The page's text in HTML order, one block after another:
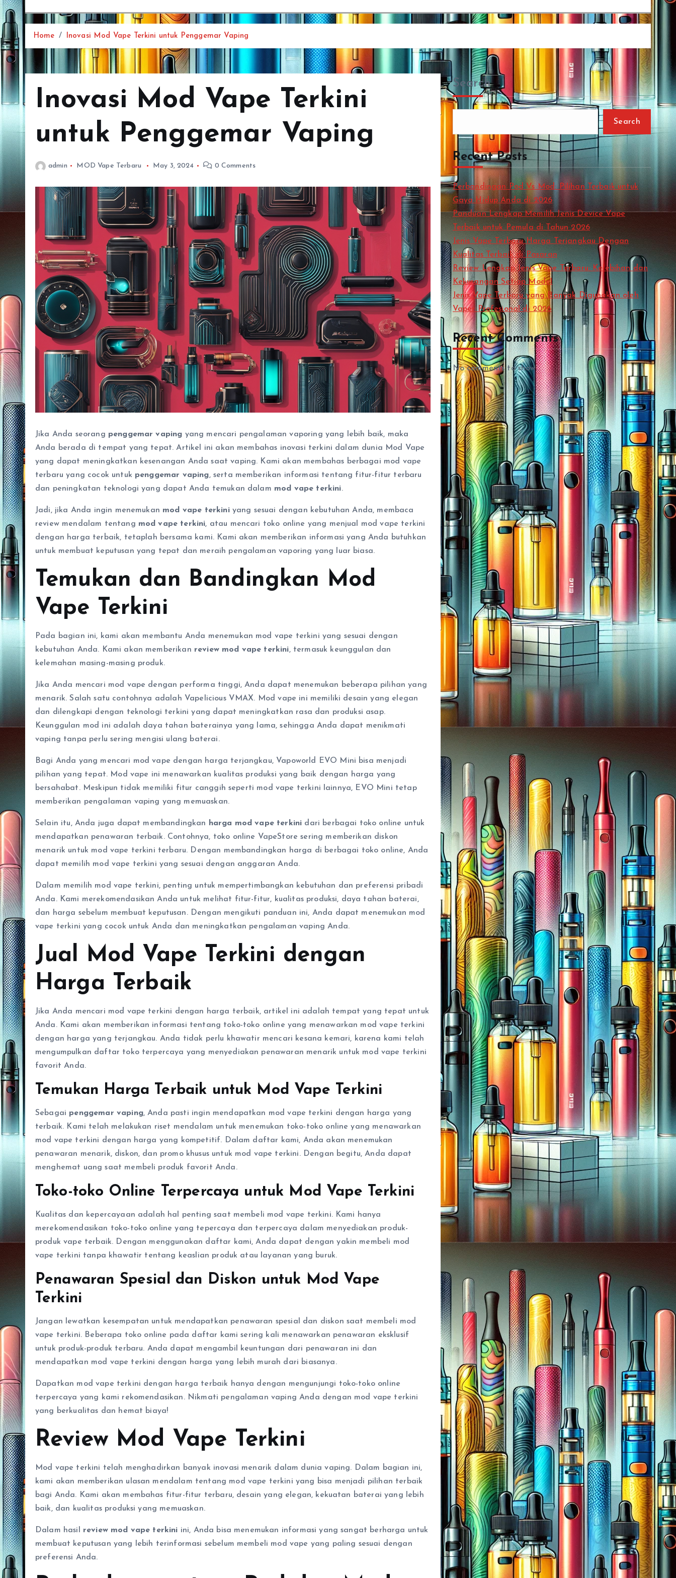
Home Inovasi Mod Vape Terkini untuk Penggemar Vaping
Inovasi Mod Vape Terkini
untuk Penggemar Vaping
admin MOD Vape Terbaru May 3, 2024 0 Comments
Jika Anda seorang penggemar vaping yang mencari pengalaman vaporing yang lebih baik, maka
Anda berada di tempat yang tepat. Artikel ini akan membahas inovasi terkini dalam dunia Mod Vape
yang dapat meningkatkan kesenangan Anda saat vaping. Kami akan membahas berbagai mod vape
terbaru yang cocok untuk penggemar vaping, serta memberikan informasi tentang fitur-fitur terbaru
dan peningkatan teknologi yang dapat Anda temukan dalam mod vape terkini.
Jadi, jika Anda ingin menemukan mod vape terkiniyang sesuai dengan kebutuhan Anda, membaca
review mendalam tentang mod vape terkini, atau mencari toko online yang menjual mod vape terkini
dengan harga terbaik, tetaplah bersama kami. Kami akan memberikan informasi yang Anda butuhkan
untuk membuat keputusan yang tepat dan meraih pengalaman vaporing yang luar biasa.
Temukan dan Bandingkan Mod
Vape Terkini
Pada bagian ini, kami akan membantu Anda menemukan mod vape terkini yang sesuai dengan
kebutuhan Anda. Kami akan memberikan review mod vape terkini, termasuk keunggulan dan
kelemahan masing-masing produk.
Jika Anda mencari mod vape dengan performa tinggi, Anda dapat menemukan beberapa pilihan yang
menarik. Salah satu contohnya adalah Vapelicious VMAX. Mod vape ini memiliki desain yang elegan
dan dilengkapi dengan teknologi terkini yang dapat meningkatkan rasa dan produksi asap.
Keunggulan mod ini adalah daya tahan baterainya yang lama, sehingga Anda dapat menikmati
vaping tanpa perlu sering mengisi ulang baterai.
Bagi Anda yang mencari mod vape dengan harga terjangkau, Vapoworld EVO Mini bisa menjadi
pilihan yang tepat. Mod vape ini menawarkan kualitas produksi yang baik dengan harga yang
bersahabat. Meskipun tidak memiliki fitur canggih seperti mod vape terkini lainnya, EVO Mini tetap
memberikan pengalaman vaping yang memuaskan.
Selain itu, Anda juga dapat membandingkan harga mod vape terkini dari berbagai toko online untuk
mendapatkan penawaran terbaik. Contohnya, toko online VapeStore sering memberikan diskon
menarik untuk mod vape terkini terbaru. Dengan membandingkan harga di berbagai toko online, Anda
dapat memilih mod vape terkini yang sesuai dengan anggaran Anda.
Dalam memilih mod vape terkini, penting untuk mempertimbangkan kebutuhan dan preferensi pribadi
Anda. Kami merekomendasikan Anda untuk melihat fitur-fitur, kualitas produksi, daya tahan baterai,
dan harga sebelum membuat keputusan. Dengan mengikuti panduan ini, Anda dapat menemukan mod
vape terkini yang cocok untuk Anda dan meningkatkan pengalaman vaping Anda.
Jual Mod Vape Terkini dengan
Harga Terbaik
Jika Anda mencari mod vape terkini dengan harga terbaik, artikel ini adalah tempat yang tepat untuk
Anda. Kami akan memberikan informasi tentang toko-toko online yang menawarkan mod vape terkini
dengan harga yang terjangkau. Anda tidak perlu khawatir mencari kesana kemari, karena kami telah
mengumpulkan daftar toko terpercaya yang menyediakan penawaran menarik untuk mod vape terkini
favorit Anda.
Temukan Harga Terbaik untuk Mod Vape Terkini
Sebagai penggemar vaping, Anda pasti ingin mendapatkan mod vape terkini dengan harga yang
terbaik. Kami telah melakukan riset mendalam untuk menemukan toko-toko online yang menawarkan
mod vape terkini dengan harga yang kompetitif. Dalam daftar kami, Anda akan menemukan
penawaran menarik, diskon, dan promo khusus untuk mod vape terkini. Dengan begitu, Anda dapat
menghemat uang saat membeli produk favorit Anda.
Toko-toko Online Terpercaya untuk Mod Vape Terkini
Kualitas dan kepercayaan adalah hal penting saat membeli mod vape terkini. Kami hanya
merekomendasikan toko-toko online yang tepercaya dan terpercaya dalam menyediakan produk-
produk vape terbaik. Dengan menggunakan daftar kami, Anda dapat dengan yakin membeli mod
vape terkini tanpa khawatir tentang keaslian produk atau layanan yang buruk.
Penawaran Spesial dan Diskon untuk Mod Vape
Terkini
Jangan lewatkan kesempatan untuk mendapatkan penawaran spesial dan diskon saat membeli mod
vape terkini. Beberapa toko online pada daftar kami sering kali menawarkan penawaran eksklusif
untuk produk-produk terbaru. Anda dapat mengambil keuntungan dari penawaran ini dan
mendapatkan mod vape terkini dengan harga yang lebih murah dari biasanya.
Dapatkan mod vape terkini dengan harga terbaik hanya dengan mengunjungi toko-toko online
terpercaya yang kami rekomendasikan. Nikmati pengalaman vaping Anda dengan mod vape terkini
yang berkualitas dan hemat biaya!
Review Mod Vape Terkini
Mod vape terkini telah menghadirkan banyak inovasi menarik dalam dunia vaping. Dalam bagian ini,
kami akan memberikan ulasan mendalam tentang mod vape terkini yang bisa menjadi pilihan terbaik
bagi Anda. Kami akan membahas fitur-fitur terbaru, desain yang elegan, kekuatan baterai yang lebih
baik, dan kualitas produksi yang memuaskan.
Dalam hasil review mod vape terkini ini, Anda bisa menemukan informasi yang sangat berharga untuk
membuat keputusan yang lebih terinformasi sebelum membeli mod vape yang paling sesuai dengan
preferensi Anda.
Search
Search
Recent Posts
Perbandingan Pod Vs Mod: Pilihan Terbaik untuk
Gaya Hidup Anda di 2026
Panduan Lengkap Memilih Jenis Device Vape
Terbaik untuk Pemula di Tahun 2026
Jenis Vape Terbaru Harga Terjangkau Dengan
Kualitas Terbaik di Pasaran
Review Lengkap Jenis Vape Terbaru: Kelebihan dan
Kekurangan Setiap Model
Jenis Vape Terbaru yang Banyak Digunakan oleh
Vaper Profesional di 2026
Recent Comments
No comments to show.